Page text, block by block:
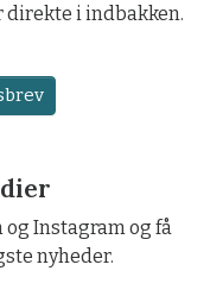
i indbakken.
og Instagram og få
nyheder.